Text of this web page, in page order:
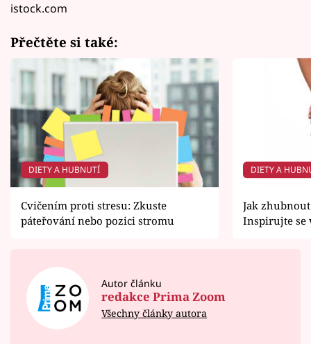
istock.com
Přečtěte si také:
DIETY A HUBNUTÍ
Cvičením proti stresu: Zkuste
páteřování nebo pozici stromu
DIETY A
Jak
Inspirujte se
Autor článku
redakce Prima Zoom
Všechny články autora